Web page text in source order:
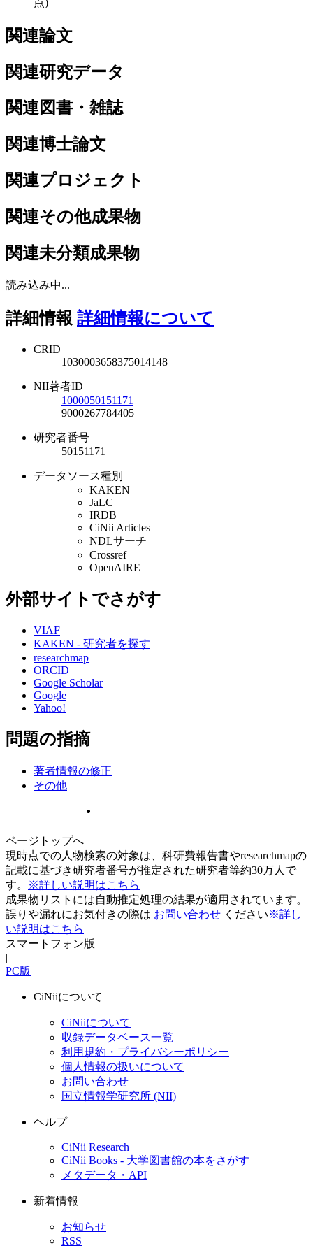
関連論文
関連研究データ
関連図書・雑誌
関連博士論文
関連プロジェクト
関連その他成果物
関連未分類成果物
読み込み中...
詳細情報 詳細情報について
CRID
1030003658375014148
NII著者ID
1000050151171
9000267784405
研究者番号
50151171
データソース種別
KAKEN
JaLC
IRDB
CiNii Articles
NDLサーチ
Crossref
OpenAIRE
外部サイトでさがす
VIAF
KAKEN - 研究者を探す
researchmap
ORCID
Google Scholar
Google
Yahoo!
問題の指摘
著者情報の修正
その他
ページトップへ
現時点での人物検索の対象は、科研費報告書やresearchmapの
記載に基づき研究者番号が推定された研究者等約30万人で
す。
※詳しい説明はこちら
成果物リストには自動推定処理の結果が適用されています。
誤りや漏れにお気付きの際は お問い合わせ ください※詳し
い説明はこちら
スマートフォン版
|
PC版
CiNiiについて
CiNiiについて
収録データベース一覧
利用規約・プライバシーポリシー
個人情報の扱いについて
お問い合わせ
国立情報学研究所 (NII)
ヘルプ
CiNii Research
CiNii Books - 大学図書館の本をさがす
メタデータ・API
新着情報
お知らせ
RSS